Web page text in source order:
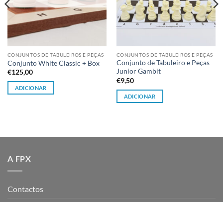
CONJUNTOS DE TABULEIROS E PEÇAS
Conjunto White Classic + Box
€125,00
ADICIONAR
CONJUNTOS DE TABULEIROS E PEÇAS
Conjunto de Tabuleiro e Peças
Junior Gambit
€9,50
ADICIONAR
A FPX
Contactos